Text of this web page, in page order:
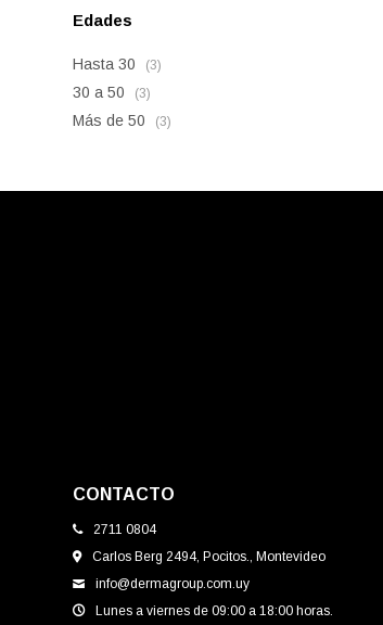
Edades
Hasta 30 (3)
30 a 50 (3)
Más de 50 (3)
CONTACTO
2711 0804
Carlos Berg 2494, Pocitos., Montevideo
info@dermagroup.com.uy
Lunes a viernes de 09:00 a 18:00 horas.